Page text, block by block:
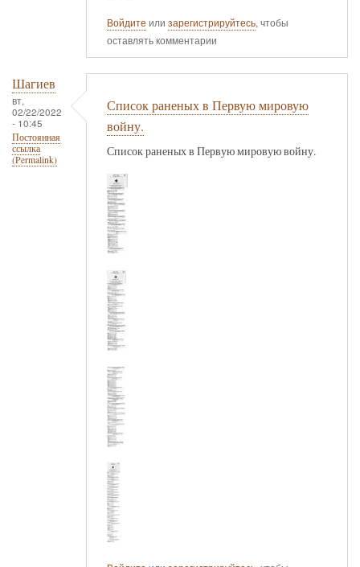
Войдите или зарегистрируйтесь, чтобы
оставлять комментарии
Шагиев
вт,
02/22/2022
- 10:45
Постоянная
ссылка
(Permalink)
Список раненых в Первую мировую
войну.
Список раненых в Первую мировую войну.